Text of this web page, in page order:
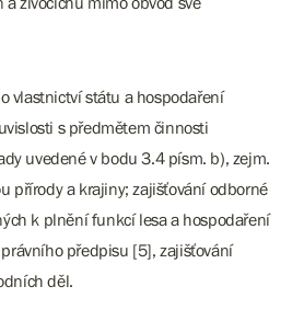
vlastnictví státu a hospodaření
s předmětem činnosti
uvedené v bodu 3.4 písm. b), zejm.
přírody a krajiny; zajišťování odborné
k plnění funkcí lesa a hospodaření
předpisu [5], zajišťování
děl.